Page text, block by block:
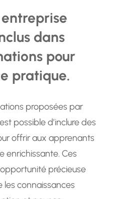
dans
pour
pratique.
proposées par
possible d’inclure des
offrir aux apprenants
enrichissante. Ces
précieuse
connaissances